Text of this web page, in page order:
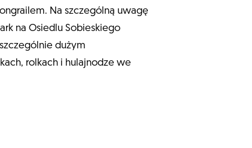
Na szczególną uwagę
na Osiedlu Sobieskiego
dużym
rolkach i hulajnodze we